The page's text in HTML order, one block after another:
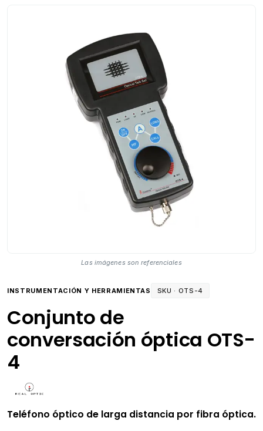
Las imágenes son referenciales
INSTRUMENTACIÓN Y HERRAMIENTAS SKU · OTS-4
Conjunto de
conversación óptica OTS-
4
Teléfono óptico de larga distancia por fibra óptica.